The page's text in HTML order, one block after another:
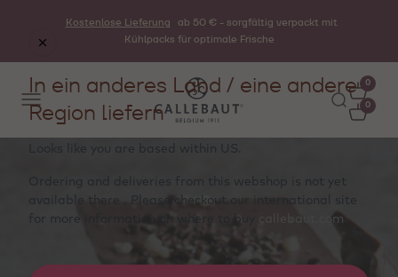
Kostenlose Lieferung
ab 50 € - sorgfältig verpackt mit
Kühlpacks für optimale Frische
0
0
In ein anderes Land / eine andere
Region liefern
Looks like you are based within US
Ordering and deliveries from this webshop is not yet
available there . Please checkout our international site
for more information on where to buy
callebaut.com